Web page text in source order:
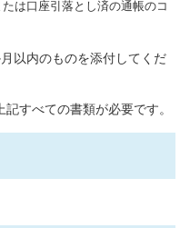
は口座引落とし済の通帳のコ
以内のものを添付してくだ
すべての書類が必要です。